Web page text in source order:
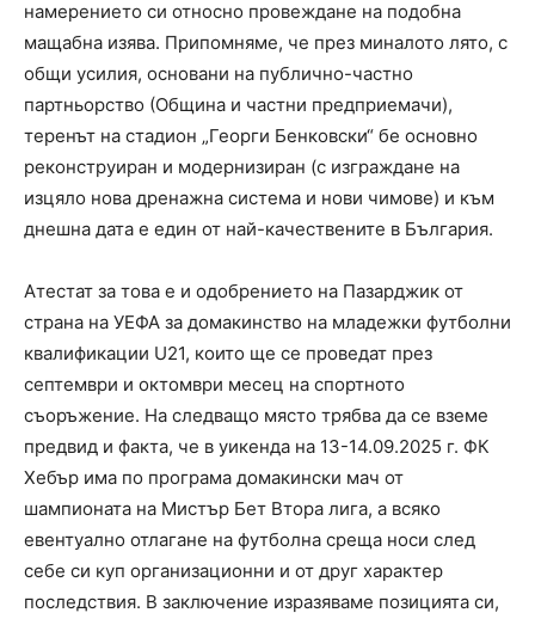
намерението си относно провеждане на подобна
мащабна изява. Припомняме, че през миналото лято, с
общи усилия, основани на публично-частно
партньорство (Община и частни предприемачи),
теренът на стадион „Георги Бенковски“ бе основно
реконструиран и модернизиран (с изграждане на
изцяло нова дренажна система и нови чимове) и към
днешна дата е един от най-качествените в България.
Атестат за това е и одобрението на Пазарджик от
страна на УЕФА за домакинство на младежки футболни
квалификации U21, които ще се проведат през
септември и октомври месец на спортното
съоръжение. На следващо място трябва да се вземе
предвид и факта, че в уикенда на 13-14.09.2025 г. ФК
Хебър има по програма домакински мач от
шампионата на Мистър Бет Втора лига, а всяко
евентуално отлагане на футболна среща носи след
себе си куп организационни и от друг характер
последствия. В заключение изразяваме позицията си,